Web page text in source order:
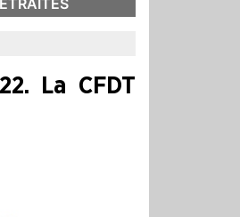
La CFDT